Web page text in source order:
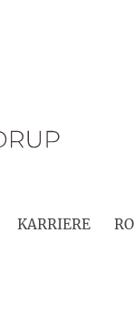
KARRIERE